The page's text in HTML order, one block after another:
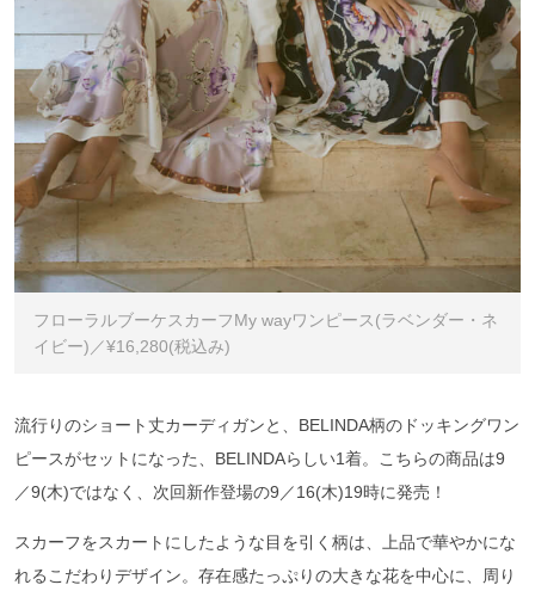
フローラルブーケスカーフMy wayワンピース(ラベンダー・ネ
イビー)／¥16,280(税込み)
流行りのショート丈カーディガンと、BELINDA柄のドッキングワン
ピースがセットになった、BELINDAらしい1着。こちらの商品は9
／9(木)ではなく、次回新作登場の9／16(木)19時に発売！
スカーフをスカートにしたような目を引く柄は、上品で華やかにな
れるこだわりデザイン。存在感たっぷりの大きな花を中心に、周り